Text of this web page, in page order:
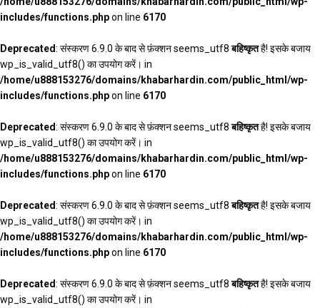
includes/functions.phpon line 6170
Deprecated: संस्करण 6.9.0 के बाद से फ़ंक्शन seems_utf8बहिष्कृतहै! इसके बजाय
wp_is_valid_utf8() का उपयोग करें। in
/home/u888153276/domains/khabarhardin.com/public_html/wp-
includes/functions.phpon line 6170
Deprecated: संस्करण 6.9.0 के बाद से फ़ंक्शन seems_utf8बहिष्कृतहै! इसके बजाय
wp_is_valid_utf8() का उपयोग करें। in
/home/u888153276/domains/khabarhardin.com/public_html/wp-
includes/functions.phpon line 6170
Deprecated: संस्करण 6.9.0 के बाद से फ़ंक्शन seems_utf8बहिष्कृतहै! इसके बजाय
wp_is_valid_utf8() का उपयोग करें। in
/home/u888153276/domains/khabarhardin.com/public_html/wp-
includes/functions.phpon line 6170
Deprecated: संस्करण 6.9.0 के बाद से फ़ंक्शन seems_utf8बहिष्कृतहै! इसके बजाय
wp_is_valid_utf8() का उपयोग करें। in